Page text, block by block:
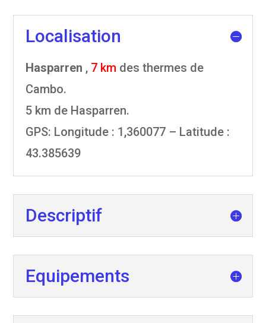
Localisation
Hasparren , 7 km des thermes de
Cambo.
5 km de Hasparren.
GPS: Longitude : 1,360077 – Latitude :
43.385639
Descriptif
Equipements